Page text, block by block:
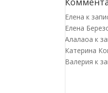
Елена к
Елена
Алалаоа к
Катерина
Валерия к